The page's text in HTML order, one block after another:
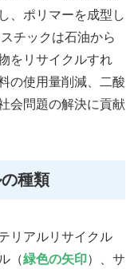
、ポリマーを成型し
チックは石油から
をリサイクルすれ
の使用量削減、二酸
会問題の解決に貢献
種類
リアルリサイクル
（緑色の矢印）、サ